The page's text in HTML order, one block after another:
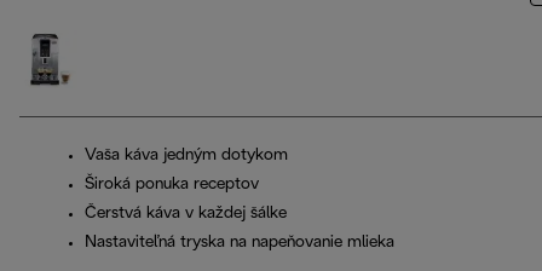
Vaša káva jedným dotykom
Široká ponuka receptov
Čerstvá káva v každej šálke
Nastaviteľná tryska na napeňovanie mlieka